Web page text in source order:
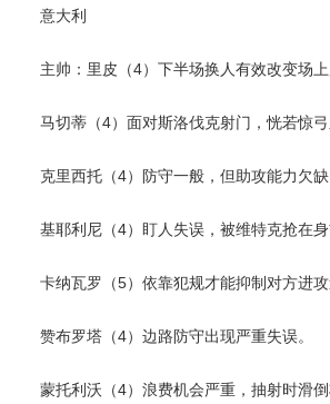
意大利
主帅：里皮（4）下半场换人有效改变场上
马切蒂（4）面对斯洛伐克射门，恍若惊弓
克里西托（4）防守一般，但助攻能力欠缺
基耶利尼（4）盯人失误，被维特克抢在身
卡纳瓦罗（5）依靠犯规才能抑制对方进攻
赞布罗塔（4）边路防守出现严重失误。
蒙托利沃（4）浪费机会严重，抽射时滑倒